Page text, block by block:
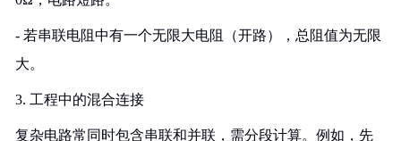
- 若串联电阻中有一个无限大电阻（开路），总阻值为无限
大。
3. 工程中的混合连接
复杂电路常同时包含串联和并联，需分段计算。例如，先